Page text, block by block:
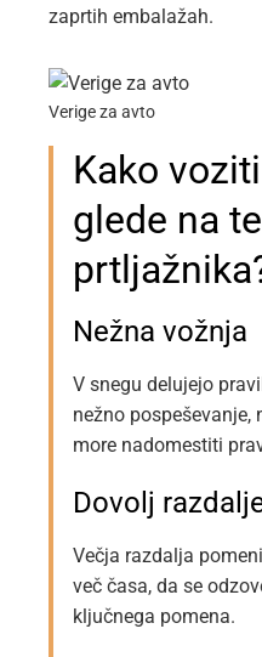
zaprtih embalažah.
Verige za avto
Kako
glede na
Nežna vožnja
V snegu delujejo
nežno pospeševanje,
more nadomestiti
Dovolj
Večja razdalja
več časa, da se
ključnega pomena.